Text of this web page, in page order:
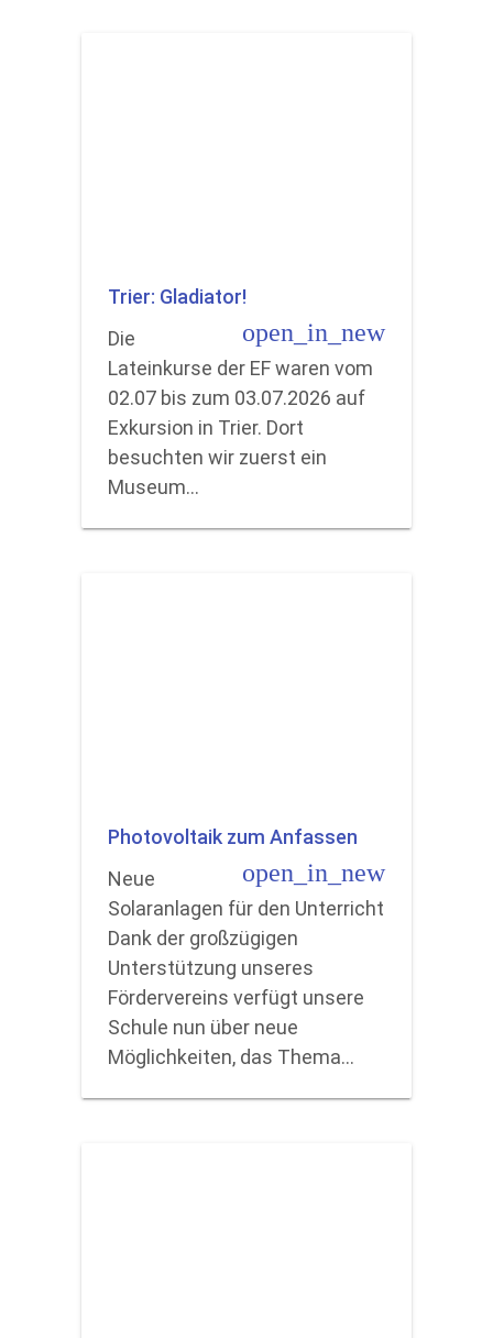
Trier: Gladiator!
open_in_new
Die
Lateinkurse der EF waren vom
02.07 bis zum 03.07.2026 auf
Exkursion in Trier. Dort
besuchten wir zuerst ein
Museum…
Photovoltaik zum Anfassen
open_in_new
Neue
Solaranlagen für den Unterricht
Dank der großzügigen
Unterstützung unseres
Fördervereins verfügt unsere
Schule nun über neue
Möglichkeiten, das Thema…